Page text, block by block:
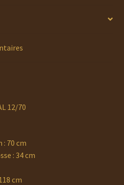
12/70
: 70 cm
: 34 cm
cm